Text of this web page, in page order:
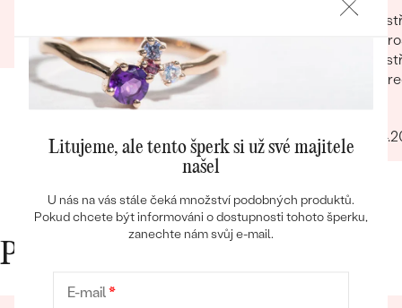
Bestsellery
je nádherný, udělal velikou radost, je originální a
opravdová památka. Jednání s paní po e-mailu
bylo rychlé a příjemné. Moc obchod doporučuji!
28.06.2025
Zobrazit celou recenzi
Proč nakupovat v Eppi
Litujeme, ale tento šperk si už své majitele
našel
U nás na vás stále čeká množství podobných produktů.
Pokud chcete být informováni o dostupnosti tohoto šperku,
zanechte nám svůj e-mail.
E-mail*